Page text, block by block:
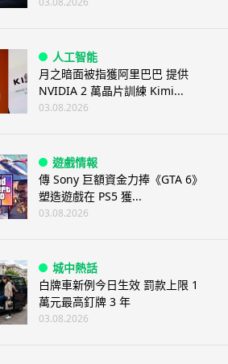
人工智能
月之暗面被指獲阿里巴巴 提供
NVIDIA 2 萬晶片訓練 Kimi...
03.08.2026
遊戲情報
傳 Sony 巨額資金力捧《GTA 6》
塑造遊戲在 PS5 獲...
03.08.2026
城中熱話
白牌車新例今日生效 罰款上限 1
萬元最高釘牌 3 年
03.08.2026